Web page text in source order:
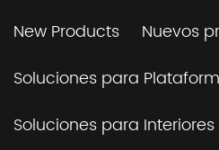
New Products
Nuevos
Soluciones para
Soluciones para